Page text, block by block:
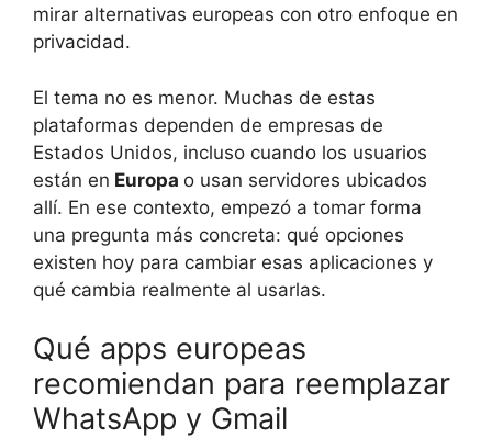
mirar alternativas europeas con otro enfoque en
privacidad.
El tema no es menor. Muchas de estas
plataformas dependen de empresas de
Estados Unidos, incluso cuando los usuarios
están en Europa o usan servidores ubicados
allí. En ese contexto, empezó a tomar forma
una pregunta más concreta: qué opciones
existen hoy para cambiar esas aplicaciones y
qué cambia realmente al usarlas.
Qué apps europeas
recomiendan para reemplazar
WhatsApp y Gmail